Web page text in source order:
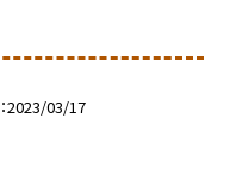
2023/03/17